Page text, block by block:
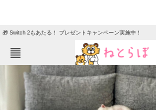
🎁 Switch 2もあたる！ プレゼントキャンペーン実施中！
ねとらぼメニュー
ニュース
エンタメ クイズ